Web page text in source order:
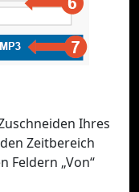
Ihres
Zeitbereich
Feldern „Von“